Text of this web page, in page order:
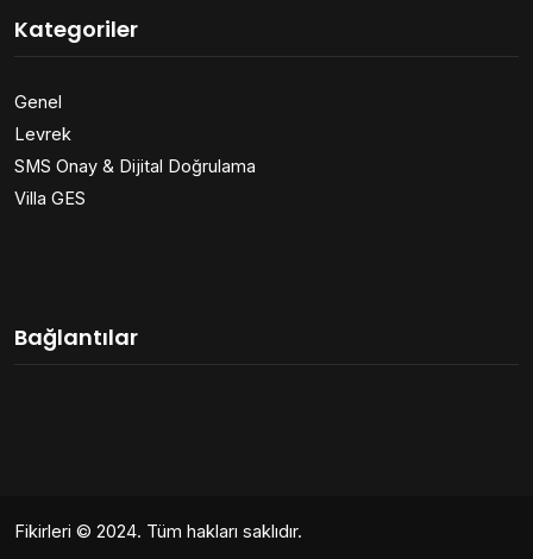
Kategoriler
Genel
Levrek
SMS Onay & Dijital Doğrulama
Villa GES
Bağlantılar
Fikirleri © 2024. Tüm hakları saklıdır.